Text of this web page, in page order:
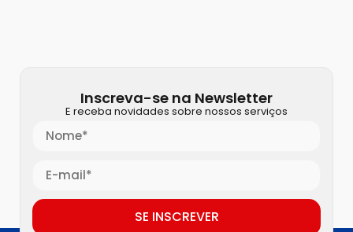
Inscreva-se na Newsletter
E receba novidades sobre nossos serviços
SE INSCREVER